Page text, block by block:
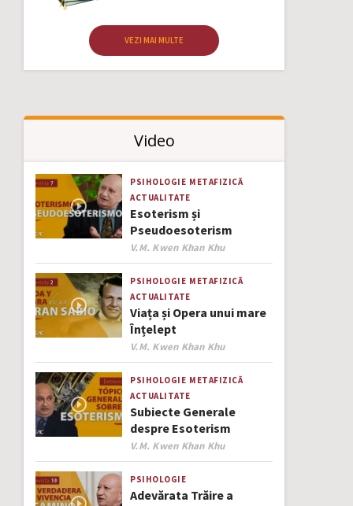
VEZI MAI MULTE
Video
PSIHOLOGIE METAFIZICĂ
ACTUALITATE
Esoterism și
Pseudoesoterism
Author
V.M. Kwen Khan Khu
PSIHOLOGIE METAFIZICĂ
ACTUALITATE
Viața și Opera unui mare
Înțelept
Author
V.M. Kwen Khan Khu
PSIHOLOGIE METAFIZICĂ
ACTUALITATE
Subiecte Generale
despre Esoterism
Author
V.M. Kwen Khan Khu
PSIHOLOGIE
Adevărata Trăire a